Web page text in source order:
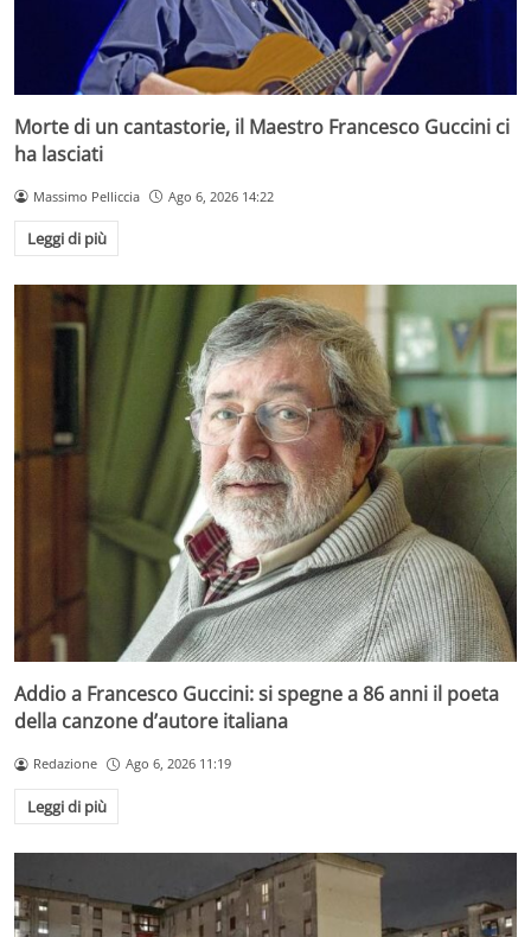
Morte di un cantastorie, il Maestro Francesco Guccini ci
ha lasciati
Massimo Pelliccia Ago 6, 2026 14:22
Leggi di più
Addio a Francesco Guccini: si spegne a 86 anni il poeta
della canzone d’autore italiana
Redazione Ago 6, 2026 11:19
Leggi di più